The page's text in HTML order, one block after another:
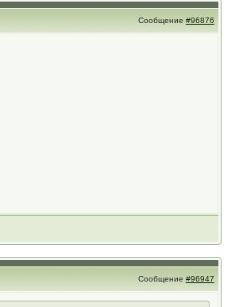
Сообщение #96876
Сообщение #96947